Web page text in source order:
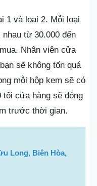
1 và loại 2. Mỗi loại
từ 30.000 đến
Nhân viên cửa
sẽ không tốn quá
mỗi hộp kem sẽ có
tối cửa hàng sẽ đóng
trước thời gian.
Long, Biên Hòa,